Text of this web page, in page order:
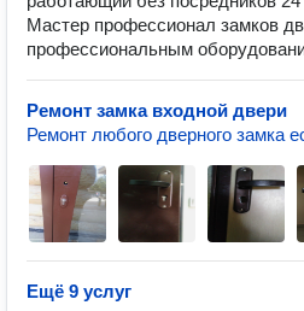
Мастер профессионал замков
профессиональным
Ремонт замка входной двери
Ремонт любого дверного замка
Ещё 9 услуг